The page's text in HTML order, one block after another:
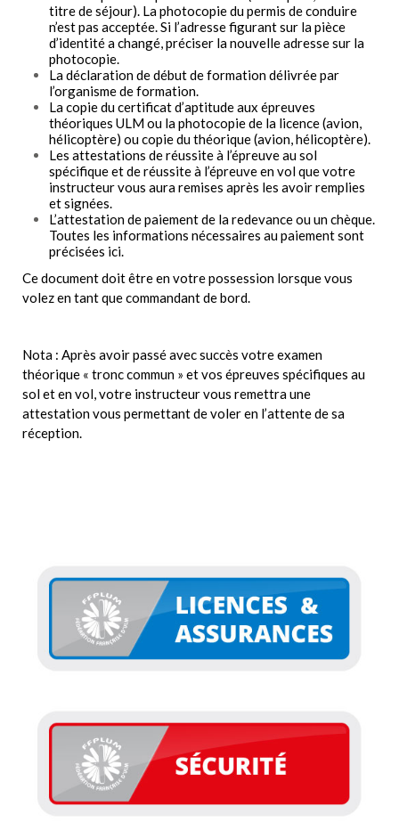
titre de séjour). La photocopie du permis de conduire
n’est pas acceptée. Si l’adresse figurant sur la pièce
d’identité a changé, préciser la nouvelle adresse sur la
photocopie.
La déclaration de début de formation délivrée par
l’organisme de formation.
La copie du certificat d’aptitude aux épreuves
théoriques ULM ou la photocopie de la licence (avion,
hélicoptère) ou copie du théorique (avion, hélicoptère).
Les attestations de réussite à l’épreuve au sol
spécifique et de réussite à l’épreuve en vol que votre
instructeur vous aura remises après les avoir remplies
et signées.
L’attestation de paiement de la redevance ou un chèque.
Toutes les informations nécessaires au paiement sont
précisées ici.
Ce document doit être en votre possession lorsque vous
volez en tant que commandant de bord.
Nota : Après avoir passé avec succès votre examen
théorique « tronc commun » et vos épreuves spécifiques au
sol et en vol, votre instructeur vous remettra une
attestation vous permettant de voler en l’attente de sa
réception.